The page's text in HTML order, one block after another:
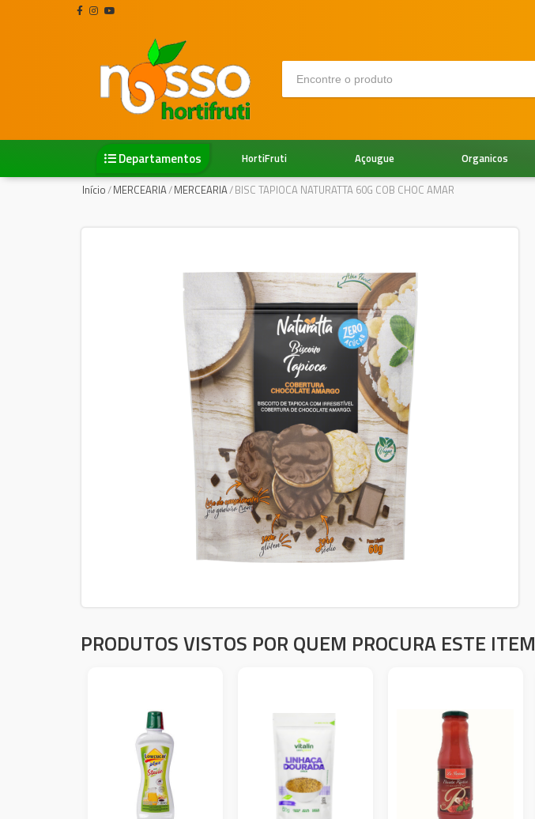
Departamentos Organicos
Açougue
HortiFruti
Início/MERCEARIA/MERCEARIA/BISC TAPIOCA NATURATTA 60G COB CHOC AMAR
PRODUTOS VISTOS POR QUEM PROCURA ESTE ITEM